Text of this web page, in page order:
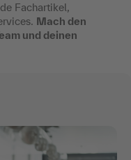
Fachartikel,
Mach den
und deinen